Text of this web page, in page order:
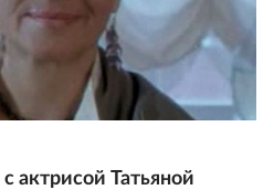
актрисой Татьяной